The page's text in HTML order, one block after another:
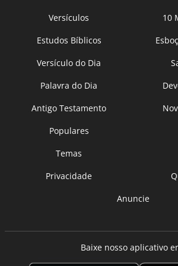
Versículos
10
Estudos Bíblicos
Versículo do Dia
Palavra do Dia
Antigo Testamento
Populares
Temas
Privacidade
Anuncie
Baixe nosso aplicativo